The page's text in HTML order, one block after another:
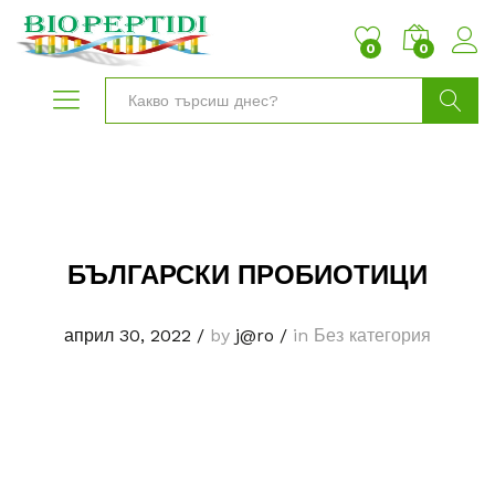
0 0
БЪЛГАРСКИ ПРОБИОТИЦИ
април 30, 2022 / by j@ro / in Без категория